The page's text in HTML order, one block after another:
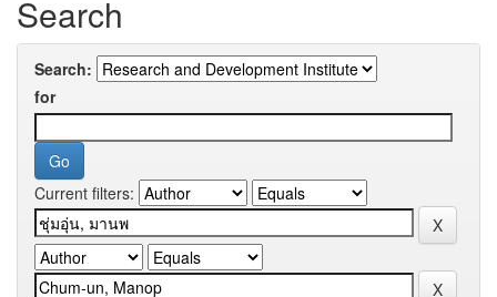
Search
Search:
for
Current filters: